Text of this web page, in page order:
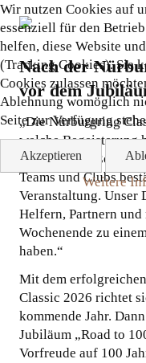
Nach der
vor dem
„Die Nürburgring
welche Begeisterung
kann. Die große
Teams und Clubs
Veranstaltung.
Helfern, Partnern und
Wochenende zu
haben.“
Mit dem
Classic 2026 richtet
kommende Jahr.
Jubiläum „Road to
Vorfreude auf 100
Wir nutzen Cookies auf
essenziell für den
helfen, diese Website
(Tracking Cookies). Sie
Cookies zulassen
Ablehnung womöglich
Seite zur Verfügung
Akzeptieren
Weitere